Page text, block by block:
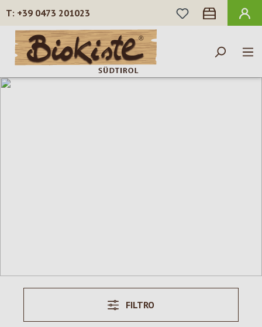
Passa al contenuto principale
+39 0473 201023
HAI 0 ARTICOLI
FILTRO